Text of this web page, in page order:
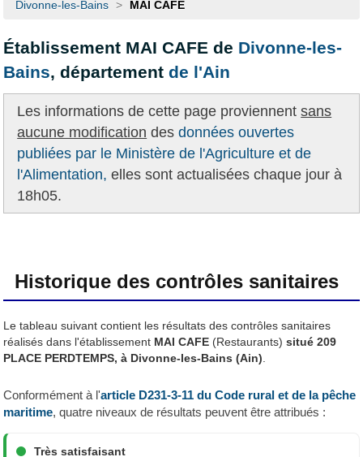
Divonne-les-Bains > MAI CAFE
Établissement MAI CAFE de Divonne-les-
Bains, départementde l'Ain
Les informations de cette page proviennentsans
aucune modification desdonnées ouvertes
publiées par le Ministère de l'Agriculture et de
l'Alimentation, elles sont actualisées chaque jour à
18h05.
Historique des contrôles sanitaires
Le tableau suivant contient les résultats des contrôles sanitaires
réalisés dans l'établissement MAI CAFE (Restaurants) situé 209
PLACE PERDTEMPS, à Divonne-les-Bains (Ain)
Conformément à l'article D231-3-11 du Code rural et de la pêche
maritime, quatre niveaux de résultats peuvent être attribués :
Très satisfaisant